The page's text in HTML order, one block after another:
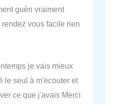
guéri vraiment
vous facile rien
je vais mieux
le seul à m'ecouter et
ce que j'avais Merci